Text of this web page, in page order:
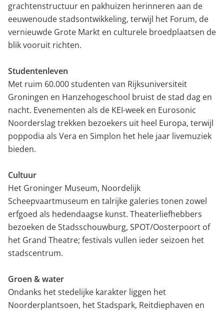
grachtenstructuur en pakhuizen herinneren aan de
eeuwenoude stadsontwikkeling, terwijl het Forum, de
vernieuwde Grote Markt en culturele broedplaatsen de
blik vooruit richten.
Studentenleven
Met ruim 60.000 studenten van Rijksuniversiteit
Groningen en Hanzehogeschool bruist de stad dag en
nacht. Evenementen als de KEI-week en Eurosonic
Noorderslag trekken bezoekers uit heel Europa, terwijl
poppodia als Vera en Simplon het hele jaar livemuziek
bieden.
Cultuur
Het Groninger Museum, Noordelijk
Scheepvaartmuseum en talrijke galeries tonen zowel
erfgoed als hedendaagse kunst. Theaterliefhebbers
bezoeken de Stadsschouwburg, SPOT/Oosterpoort of
het Grand Theatre; festivals vullen ieder seizoen het
stadscentrum.
Groen & water
Ondanks het stedelijke karakter liggen het
Noorderplantsoen, het Stadspark, Reitdiephaven en